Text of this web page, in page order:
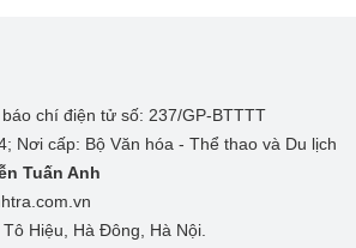
chí điện tử số: 237/GP-BTTTT
Nơi cấp: Bộ Văn hóa - Thể thao và Du lịch
Tuấn Anh
Hiệu, Hà Đông, Hà Nội.